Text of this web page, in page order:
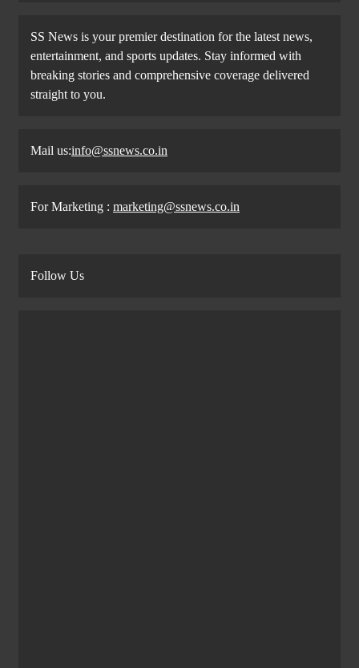
SS News is your premier destination for the latest news,
entertainment, and sports updates. Stay informed with
breaking stories and comprehensive coverage delivered
straight to you.
Mail us:info@ssnews.co.in
For Marketing : marketing@ssnews.co.in
Follow Us